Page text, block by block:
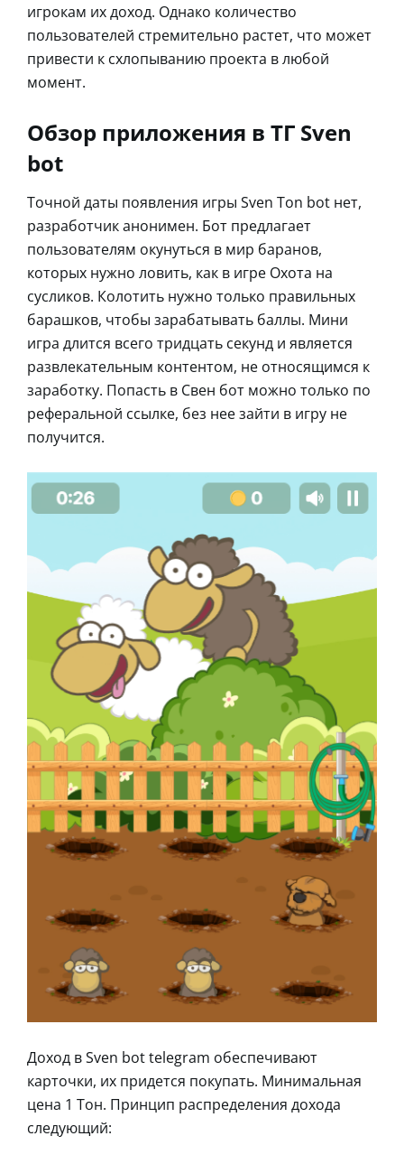
игрокам их доход. Однако количество
пользователей стремительно растет, что может
привести к схлопыванию проекта в любой
момент.
Обзор приложения в ТГ Sven
bot
Точной даты появления игры Sven Ton bot нет,
разработчик анонимен. Бот предлагает
пользователям окунуться в мир баранов,
которых нужно ловить, как в игре Охота на
сусликов. Колотить нужно только правильных
барашков, чтобы зарабатывать баллы. Мини
игра длится всего тридцать секунд и является
развлекательным контентом, не относящимся к
заработку. Попасть в Свен бот можно только по
реферальной ссылке, без нее зайти в игру не
получится.
Доход в Sven bot telegram обеспечивают
карточки, их придется покупать. Минимальная
цена 1 Тон. Принцип распределения дохода
следующий: